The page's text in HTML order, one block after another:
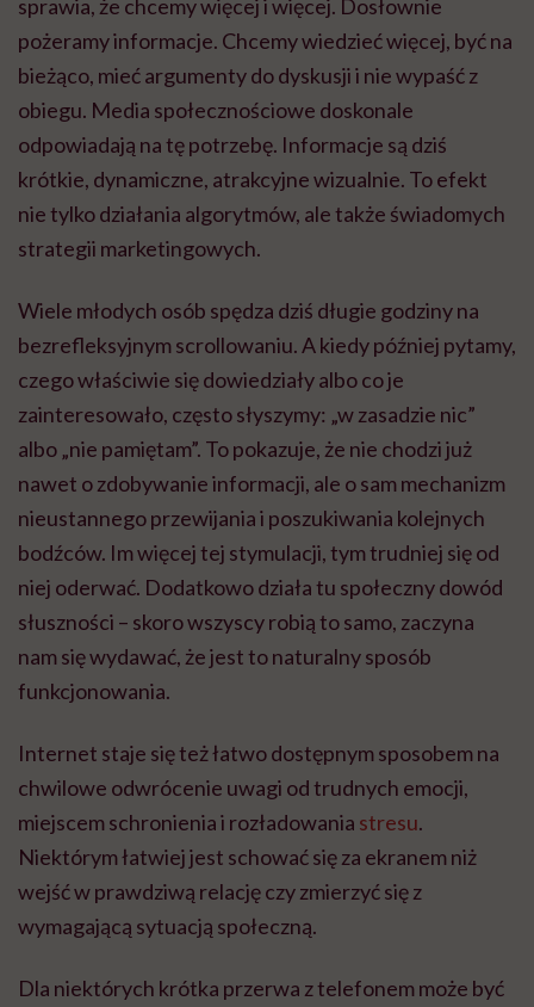
sprawia, że chcemy więcej i więcej. Dosłownie
pożeramy informacje. Chcemy wiedzieć więcej, być na
bieżąco, mieć argumenty do dyskusji i nie wypaść z
obiegu. Media społecznościowe doskonale
odpowiadają na tę potrzebę. Informacje są dziś
krótkie, dynamiczne, atrakcyjne wizualnie. To efekt
nie tylko działania algorytmów, ale także świadomych
strategii marketingowych.
Wiele młodych osób spędza dziś długie godziny na
bezrefleksyjnym scrollowaniu. A kiedy później pytamy,
czego właściwie się dowiedziały albo co je
zainteresowało, często słyszymy: „w zasadzie nic”
albo „nie pamiętam”. To pokazuje, że nie chodzi już
nawet o zdobywanie informacji, ale o sam mechanizm
nieustannego przewijania i poszukiwania kolejnych
bodźców. Im więcej tej stymulacji, tym trudniej się od
niej oderwać. Dodatkowo działa tu społeczny dowód
słuszności – skoro wszyscy robią to samo, zaczyna
nam się wydawać, że jest to naturalny sposób
funkcjonowania.
Internet staje się też łatwo dostępnym sposobem na
chwilowe odwrócenie uwagi od trudnych emocji,
miejscem schronienia i rozładowania stresu.
Niektórym łatwiej jest schować się za ekranem niż
wejść w prawdziwą relację czy zmierzyć się z
wymagającą sytuacją społeczną.
Dla niektórych krótka przerwa z telefonem może być